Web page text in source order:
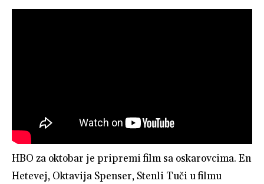
HBO za oktobar je pripremi film sa oskarovcima. En
Hetevej, Oktavija Spenser, Stenli Tuči u filmu